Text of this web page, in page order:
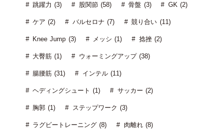
跳躍力 (3) 股関節 (58) 骨盤 (3) GK (2)
ケア (2) バルセロナ (7) 競り合い (11)
Knee Jump (3) メッシ (1) 捻挫 (2)
大臀筋 (1) ウォーミングアップ (38)
腸腰筋 (31) インテル (11)
ヘディングシュート (1) サッカー (2)
胸郭 (1) ステップワーク (3)
ラグビートレーニング (8) 肉離れ (8)